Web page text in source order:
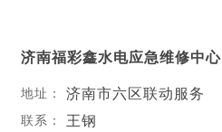
济南福彩鑫水电应急维修中心
地址： 济南市六区联动服务
联系： 王钢